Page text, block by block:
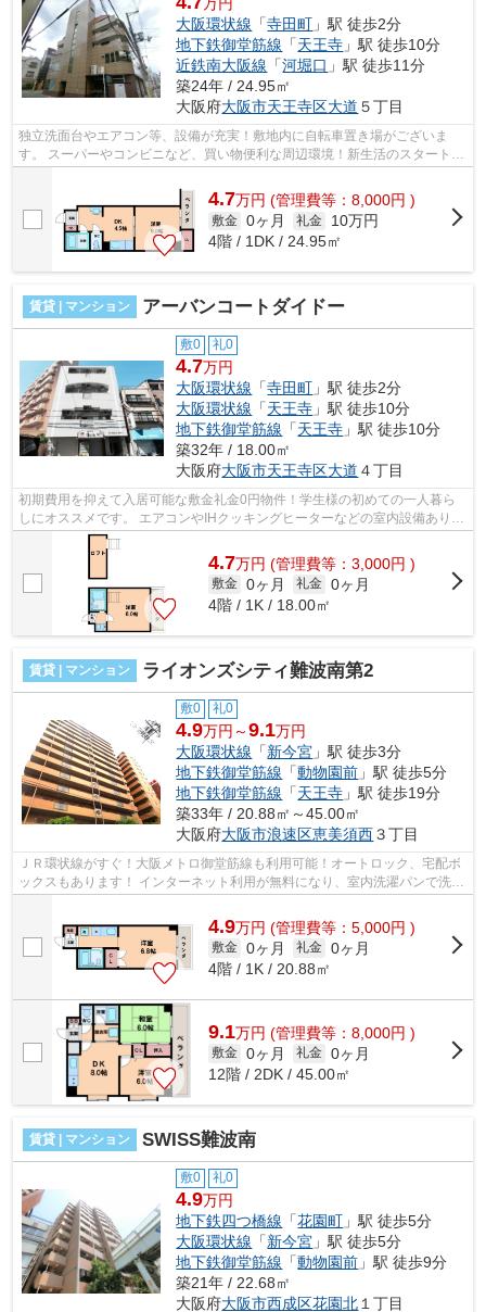
万円
大阪環状線 「寺田町 」駅 徒歩2分
地下鉄御堂筋線 「天王寺 」駅 徒歩10分
近鉄南大阪線 「河堀口 」駅 徒歩11分
築24年 / 24.95㎡
大阪府大阪市天王寺区大道 ５丁目
独立洗面台やエアコン等、設備が充実！敷地内に自転車置き場がございま
す。 スーパーやコンビニなど、買い物便利な周辺環境！新生活のスタートに
4.7万円 (管理費等：8,000円 )
敷金 0ヶ月 礼金
10万円
4階 / 1DK / 24.95㎡
賃貸 | マンション アーバンコートダイドー
敷0 礼0
4.7万円
大阪環状線 「寺田町 」駅 徒歩2分
大阪環状線 「天王寺 」駅 徒歩10分
地下鉄御堂筋線 「天王寺 」駅 徒歩10分
築32年 / 18.00㎡
大阪府大阪市天王寺区大道 ４丁目
初期費用を抑えて入居可能な敷金礼金0円物件！学生様の初めての一人暮ら
しにオススメです。 エアコンやIHクッキングヒーターなどの室内設備あり！
各線の天王寺駅が徒歩圏内でアクセス...
4.7万円 (管理費等：3,000円 )
敷金 0ヶ月 礼金 0ヶ月
4階 / 1K / 18.00㎡
賃貸 | マンション ライオンズシティ難波南第2
敷0 礼0
4.9万円～9.1万円
大阪環状線 「新今宮 」駅 徒歩3分
地下鉄御堂筋線 「動物園前 」駅 徒歩5分
地下鉄御堂筋線 「天王寺 」駅 徒歩19分
築33年 / 20.88㎡～45.00㎡
大阪府大阪市浪速区恵美須西３丁目
ＪＲ環状線がすぐ！大阪メトロ御堂筋線も利用可能！オートロック、宅配ボ
ックスもあります！ インターネット利用が無料になり、室内洗濯パンで洗濯
4.9万円 (管理費等：5,000円 )
敷金 0ヶ月 礼金 0ヶ月
4階 / 1K / 20.88㎡
9.1万円 (管理費等：8,000円 )
敷金 0ヶ月 礼金 0ヶ月
12階 / 2DK / 45.00㎡
賃貸 | マンション SWISS難波南
敷0 礼0
4.9万円
地下鉄四つ橋線 「花園町 」駅 徒歩5分
大阪環状線 「新今宮 」駅 徒歩5分
地下鉄御堂筋線 「動物園前 」駅 徒歩9分
築21年 / 22.68㎡
大阪府大阪市西成区花園北 １丁目